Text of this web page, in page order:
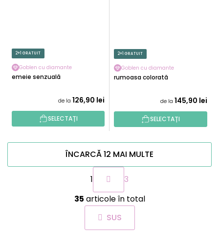
2+1 GRATUIT
Goblen cu diamante
Femeie senzuală
de la 126,90 lei
SELECTAȚI
2+1 GRATUIT
Goblen cu diamante
Frumoasa colorată
de la 145,90 lei
SELECTAȚI
C
o
n
t
ÎNCARCĂ 12 MAI MULTE
P
a
g
i
n
a
r
1
3
35 articole în total
SUS